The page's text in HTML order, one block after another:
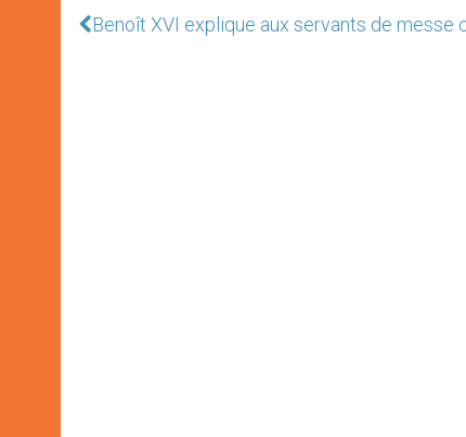
Benoît XVI explique aux servants de